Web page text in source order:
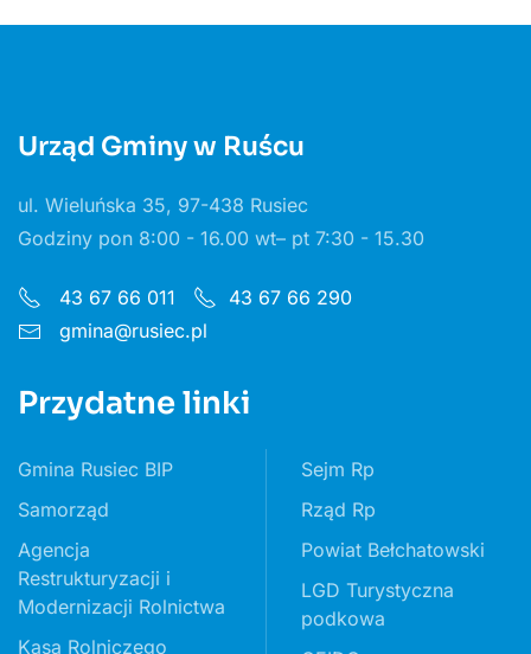
Urząd Gminy w Ruścu
ul. Wieluńska 35, 97-438 Rusiec
Godziny pon 8:00 - 16.00 wt– pt 7:30 - 15.30
43 67 66 011
43 67 66 290
gmina@rusiec.pl
Przydatne linki
Gmina Rusiec BIP
Samorząd
Agencja
Restrukturyzacji i
Modernizacji Rolnictwa
Kasa Rolniczego
Sejm Rp
Rząd Rp
Powiat Bełchatowski
LGD Turystyczna
podkowa